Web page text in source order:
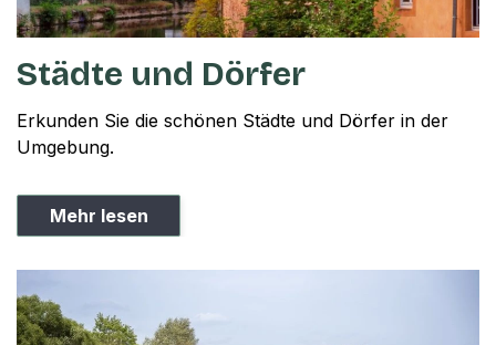
Städte und Dörfer
Erkunden Sie die schönen Städte und Dörfer in der
Umgebung.
Mehr lesen